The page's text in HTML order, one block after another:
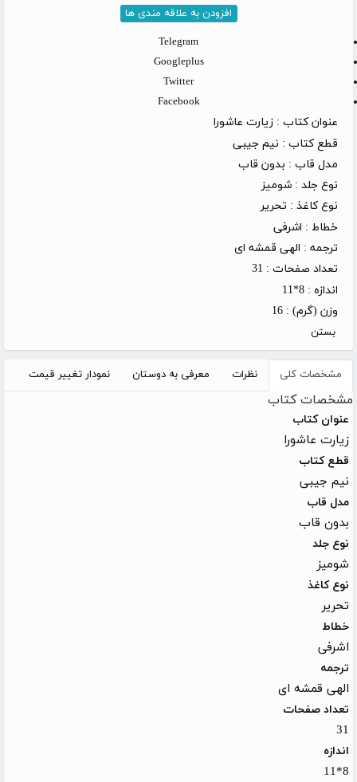
افزودن به علاقه مندی ها
Telegram
Googleplus
Twitter
Facebook
عنوان کتاب : زیارت عاشورا
قطع کتاب : نیم جیبی
مدل قاب : بدون قاب
نوع جلد : شومیز
نوع کاغذ : تحریر
خطاط : اشرفی
ترجمه : الهی قمشه ای
تعداد صفحات : 31
اندازه : 8*11
وزن (گرم) : 16
بستن
مشخصات کلی نظرات معرفی به دوستان نمودار تغییر قیمت
مشخصات کتاب
عنوان کتاب
زیارت عاشورا
قطع کتاب
نیم جیبی
مدل قاب
بدون قاب
نوع جلد
شومیز
نوع کاغذ
تحریر
خطاط
اشرفی
ترجمه
الهی قمشه ای
تعداد صفحات
31
اندازه
8*11